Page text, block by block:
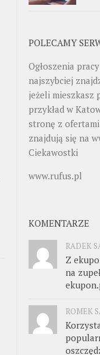
POLECAMY
Ogłoszenia
najszybciej
jeżeli mieszkasz
przykład w
stronę z
znajdują się na
Ciekawostki
www.rufus.pl
KOMENTARZE
RADEK
Z
na
ROMEK